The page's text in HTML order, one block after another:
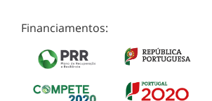
Financiamentos: